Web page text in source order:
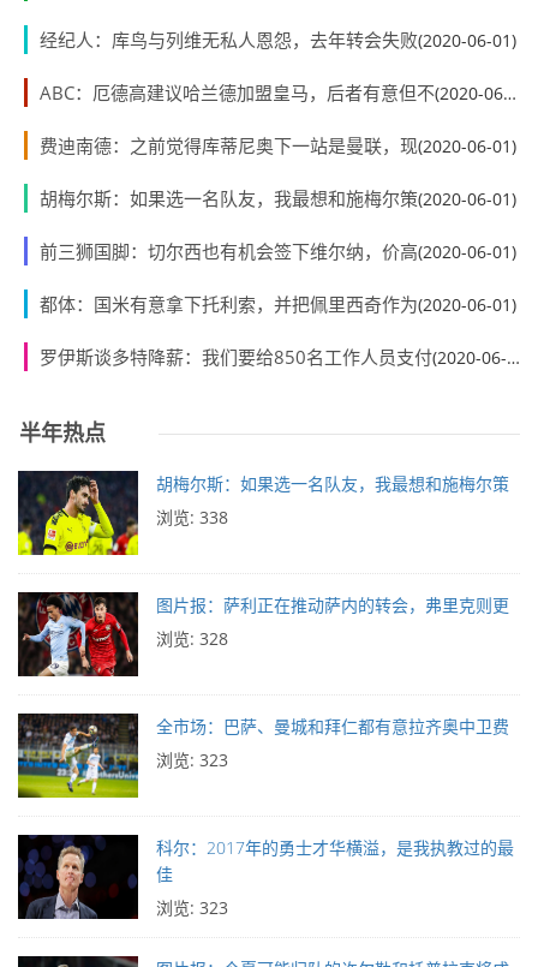
经纪人：库鸟与列维无私人恩怨，去年转会失败(2020-06-01)
ABC：厄德高建议哈兰德加盟皇马，后者有意但不(2020-06-01)
费迪南德：之前觉得库蒂尼奥下一站是曼联，现(2020-06-01)
胡梅尔斯：如果选一名队友，我最想和施梅尔策(2020-06-01)
前三狮国脚：切尔西也有机会签下维尔纳，价高(2020-06-01)
都体：国米有意拿下托利索，并把佩里西奇作为(2020-06-01)
罗伊斯谈多特降薪：我们要给850名工作人员支付(2020-06-01)
半年热点
胡梅尔斯：如果选一名队友，我最想和施梅尔策
浏览: 338
图片报：萨利正在推动萨内的转会，弗里克则更
浏览: 328
全市场：巴萨、曼城和拜仁都有意拉齐奥中卫费
浏览: 323
科尔：2017年的勇士才华横溢，是我执教过的最
佳
浏览: 323